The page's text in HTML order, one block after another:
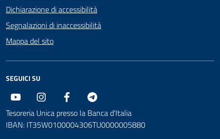
Dichiarazione di accessibilità
Segnalazioni di inaccessibilità
Mappa del sito
SEGUICI SU
Youtube Instagram Facebook
Tesoreria Unica presso la Banca d'Italia
IBAN: IT35W0100004306TU0000005880